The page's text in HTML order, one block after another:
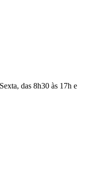
das 8h30 às 17h e